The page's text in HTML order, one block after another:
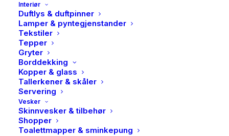
Interiør
Duftlys & duftpinner
Lamper & pyntegjenstander
Tekstiler
Tepper
Gryter
Borddekking
Kopper & glass
Tallerkener & skåler
Servering
Vesker
Skinnvesker & tilbehør
Shopper
Toalettmapper & sminkepung